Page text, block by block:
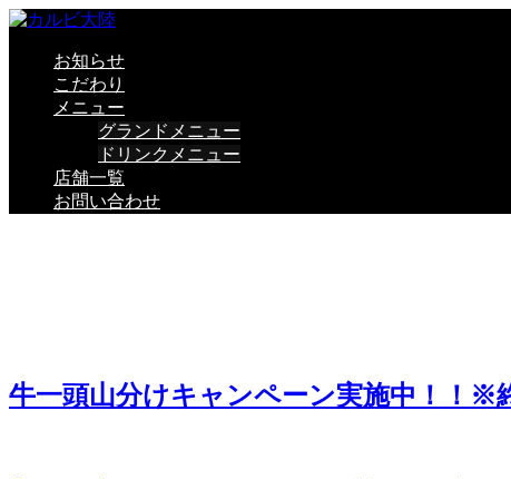
お知らせ
こだわり
メニュー
グランドメニュー
ドリンクメニュー
店舗一覧
お問い合わせ
牛一頭山分けキャンペーン実施中！！※